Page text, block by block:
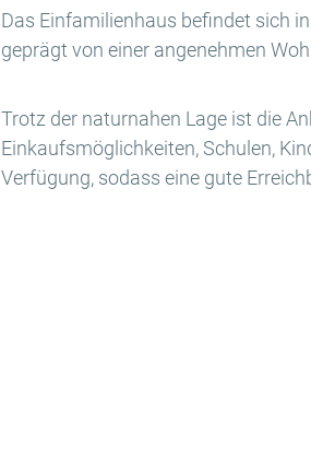
Das Einfamilienhaus befindet sich
geprägt von einer angenehmen
Trotz der naturnahen Lage ist die
Einkaufsmöglichkeiten, Schulen,
Verfügung, sodass eine gute